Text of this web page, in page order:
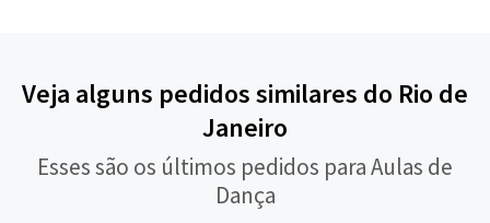
Veja alguns pedidos similares do Rio de
Janeiro
Esses são os últimos pedidos para Aulas de
Dança